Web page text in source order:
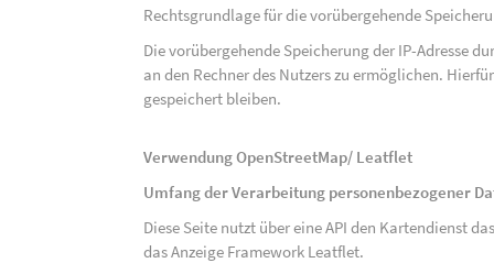
Rechtsgrundlage für die vorübergehende
Die vorübergehende Speicherung der IP-Adresse
an den Rechner des Nutzers zu ermöglichen.
gespeichert bleiben.
Verwendung OpenStreetMap/ Leatflet
Umfang der Verarbeitung personenbezogener
Diese Seite nutzt über eine API den Kartendienst
das Anzeige Framework Leatflet.